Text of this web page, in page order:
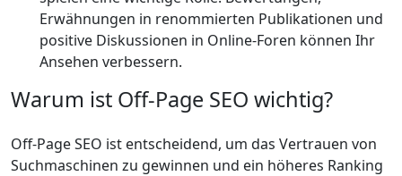
Erwähnungen in renommierten Publikationen und
positive Diskussionen in Online-Foren können Ihr
Ansehen verbessern.
Warum ist Off-Page SEO wichtig?
Off-Page SEO ist entscheidend, um das Vertrauen von
Suchmaschinen zu gewinnen und ein höheres Ranking